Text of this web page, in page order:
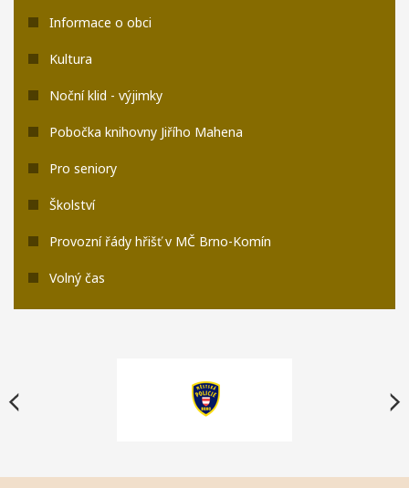
Informace o obci
Kultura
Noční klid - výjimky
Pobočka knihovny Jiřího Mahena
Pro seniory
Školství
Provozní řády hřišť v MČ Brno-Komín
Volný čas